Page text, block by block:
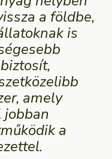
a földbe,
is
amely
jobban
a